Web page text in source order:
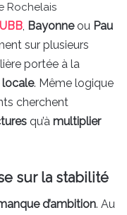
Rochelais
, Bayonneou Pau
sur plusieurs
portée à la
locale. Même logique
cherchent
qu’à multiplier
sur la stabilité
d’ambition. Au